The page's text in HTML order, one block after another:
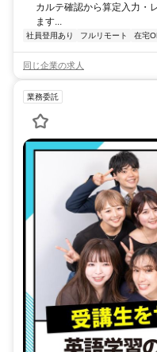
カルテ確認から算定入力・
ます...
社員登用あり フルリモート 在宅
同じ企業の求人
業務委託